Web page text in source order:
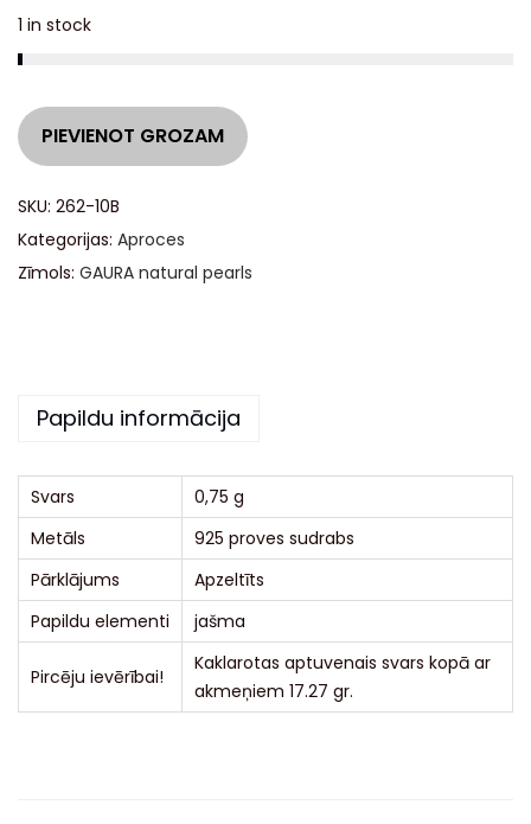
1 in stock
PIEVIENOT GROZAM
SKU: 262-10B
Kategorijas: Aproces
Zīmols: GAURA natural pearls
Papildu informācija
Svars
0,75 g
Metāls
925 proves sudrabs
Pārklājums
Apzeltīts
Papildu elementi
jašma
Pircēju ievērībai!
Kaklarotas aptuvenais svars kopā ar
akmeņiem 17.27 gr.